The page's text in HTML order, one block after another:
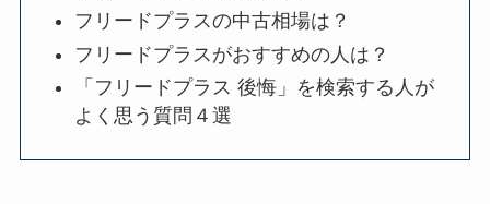
フリードプラスの中古相場は？
フリードプラスがおすすめの人は？
「フリードプラス 後悔」を検索する人が
よく思う質問４選